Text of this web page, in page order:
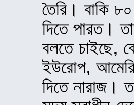
তৈরি। বাকি
দিতে পারত।
বলতে চাইছে,
ইউরোপ,
দিতে নারাজ।